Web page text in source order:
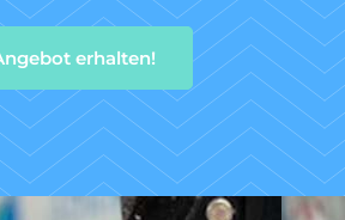
Zum Angebotsservice